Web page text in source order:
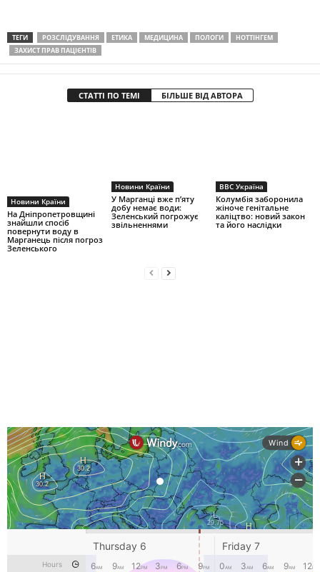
ТЕГИ РОЗСЛІДУВАННЯ ЕТИКА МЕДИЦИНА ПОЛОГИ
НОТТІНГЕМ
ЗАХИСТ ПРАВ ПАЦІЄНТІВ
СТАТТІ ПО ТЕМІ БІЛЬШЕ ВІД АВТОРА
Новини Країни
На Дніпропетровщині
знайшли спосіб
повернути воду в
Марганець після погроз
Зеленського
Новини Країни
У Марганці вже п’яту
добу немає води:
Зеленський погрожує
звільненнями
BBC Україна
Колумбія заборонила
жіноче генітальне
каліцтво: новий закон
та його наслідки